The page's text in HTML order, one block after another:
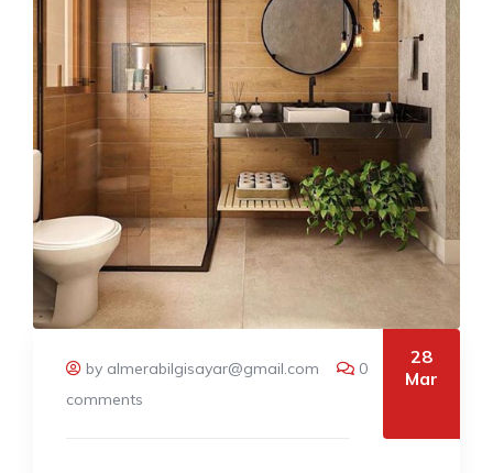
by almerabilgisayar@gmail.com
0
comments
28
Mar